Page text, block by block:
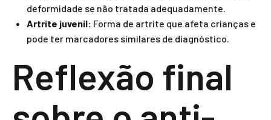
deformidade se não tratada adequadamente.
Artrite juvenil: Forma de artrite que afeta crianças e
pode ter marcadores similares de diagnóstico.
Reflexão final